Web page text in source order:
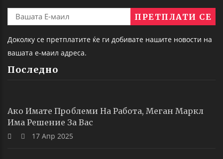
Доколку се претплатите ќе ги добивате нашите новости на
вашата е-маил адреса.
Последно
Ако Имате Проблеми На Работа, Меган Маркл
Има Решение За Вас
17 Апр 2025